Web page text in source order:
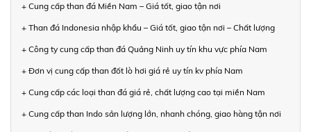
+ Cung cấp than đá Miền Nam – Giá tốt, giao tận nơi
+ Than đá Indonesia nhập khẩu – Giá tốt, giao tận nơi – Chất lượng
+ Công ty cung cấp than đá Quảng Ninh uy tín khu vực phía Nam
+ Đơn vị cung cấp than đốt lò hơi giá rẻ uy tín kv phía Nam
+ Cung cấp các loại than đá giá rẻ, chất lượng cao tại miền Nam
+ Cung cấp than Indo sản lượng lớn, nhanh chóng, giao hàng tận nơi